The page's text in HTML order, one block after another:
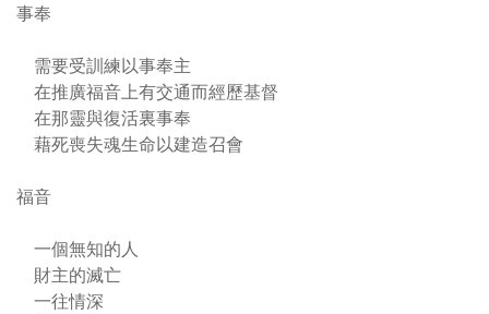
事奉
需要受訓練以事奉主
在推廣福音上有交通而經歷基督
在那靈與復活裏事奉
藉死喪失魂生命以建造召會
福音
一個無知的人
財主的滅亡
一往情深